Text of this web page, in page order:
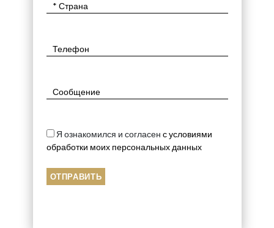
Я ознакомился и согласен с условиями
обработки моих персональных данных